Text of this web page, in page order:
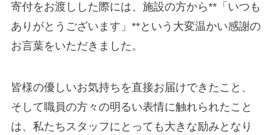
寄付をお渡しした際には、施設の方から**「いつも
ありがとうございます」**という大変温かい感謝の
お言葉をいただきました。
皆様の優しいお気持ちを直接お届けできたこと、
そして職員の方々の明るい表情に触れられたこと
は、私たちスタッフにとっても大きな励みとなり